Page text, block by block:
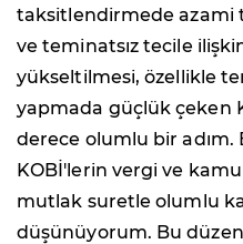
taksitlendirmede azami
ve teminatsız tecile
yükseltilmesi, özellikle
yapmada güçlük çeken
derece olumlu bir
KOBİ'lerin vergi ve
mutlak suretle olumlu
düşünüyorum. Bu